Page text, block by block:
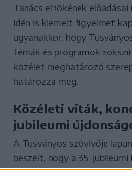
Tanács elnökének előadásai
idén is kiemelt figyelmet
ugyanakkor, hogy
témák és programok
közélet meghatározó
határozza meg.
Közéleti viták,
jubileumi
A Tusványos szóvivője
beszélt, hogy a 35. jubileumi
teljes!” mottóval hirdették